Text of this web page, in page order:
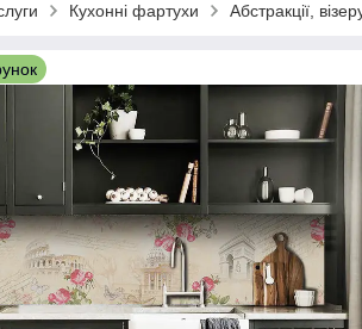
Кухонні фартухи Абстракції,